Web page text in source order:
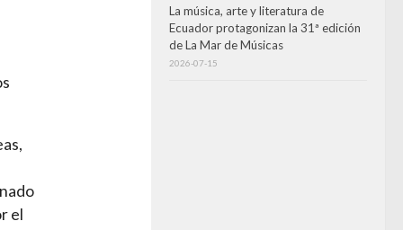
el
La música, arte y literatura de
Ecuador protagonizan la 31ª edición
de La Mar de Músicas
2026-07-15